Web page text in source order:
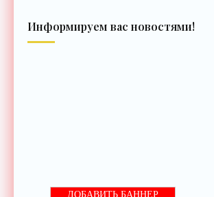
Информируем вас новостями!
ДОБАВИТЬ БАННЕР